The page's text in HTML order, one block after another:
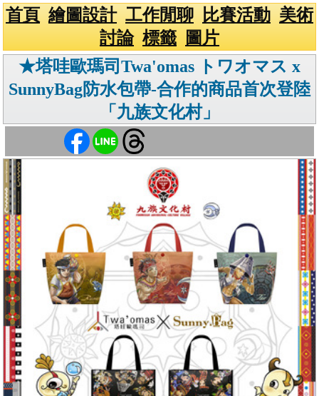
首頁 繪圖設計 工作閒聊 比賽活動 美術
討論 標籤
圖片
★塔哇歐瑪司Twa'omas トワオマス x
SunnyBag防水包帶-合作的商品首次登陸
「九族文化村」